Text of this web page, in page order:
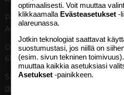
Painettu lehti (09) 156 665
Avoinna ma–pe 8–19
Otavamedian vaihde (09) 156
61
Sähköposti (digi)
digi@otavamedia.fi
optimaalisesti. Voit muuttaa
klikkaamalla Evästeasetukset -
alareunassa.
Jotkin teknologiat saattavat
suostumustasi, jos niillä on
(esim. sivun tekninen
muuttaa kaikkia asetuksiasi
Asetukset -painikkeen.